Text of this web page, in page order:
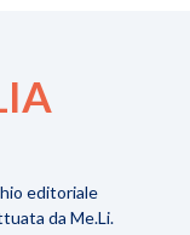
editoriale
da Me.Li.